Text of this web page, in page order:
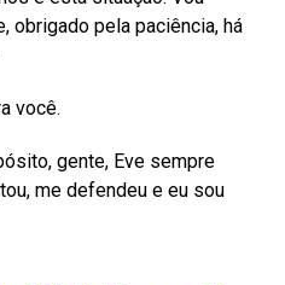
obrigado pela paciência, há
você.
gente, Eve sempre
me defendeu e eu sou